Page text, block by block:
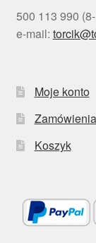
500 113 990
e-mail:
Moje konto
Zamówienia
Koszyk